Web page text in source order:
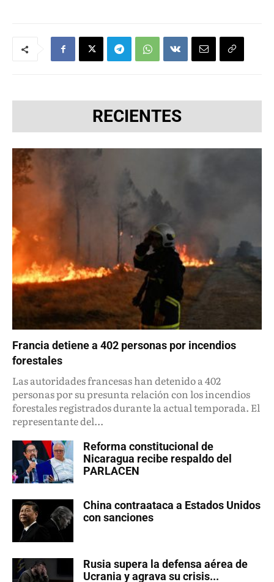
RECIENTES
Francia detiene a 402 personas por incendios
forestales
Las autoridades francesas han detenido a 402
personas por su presunta relación con los incendios
forestales registrados durante la actual temporada. El
representante del...
Reforma constitucional de
Nicaragua recibe respaldo del
PARLACEN
China contraataca a Estados Unidos
con sanciones
Rusia supera la defensa aérea de
Ucrania y agrava su crisis...